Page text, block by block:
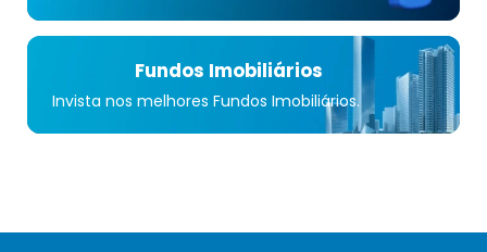
Fundos Imobiliários
Invista nos melhores Fundos Imobiliários.